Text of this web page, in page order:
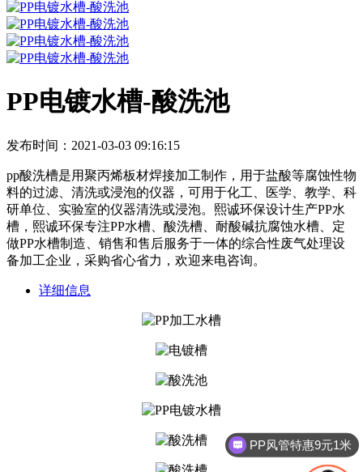
PP电镀水槽-酸洗池
发布时间：2021-03-03 09:16:15
pp酸洗槽是用聚丙烯板材焊接加工制作，用于盐酸等腐蚀性物
料的过滤、清洗或浸泡的仪器，可用于化工、医学、教学、科
研单位、实验室的仪器清洗或浸泡。熙诚环保设计生产PP水
槽，熙诚环保专注PP水槽、酸洗槽、耐酸碱抗腐蚀水槽、定
做PP水槽制造、销售和售后服务于一体的综合性废气处理设
备加工企业，采购省心省力，欢迎来电咨询。
详细信息
PP风管特惠9元1米